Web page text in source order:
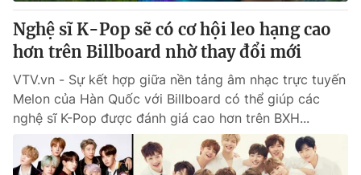
® Cấm sao chép dưới mọi hình thức nếu không có sự chấp
thuận bằng văn bản. Ghi rõ nguồn VTV.vn khi phát hành lại
thông tin từ website này.
Nghệ sĩ K-Pop sẽ có cơ hội leo hạng cao
hơn trên Billboard nhờ thay đổi mới
VTV.vn - Sự kết hợp giữa nền tảng âm nhạc trực tuyến
Melon của Hàn Quốc với Billboard có thể giúp các
nghệ sĩ K-Pop được đánh giá cao hơn trên BXH...